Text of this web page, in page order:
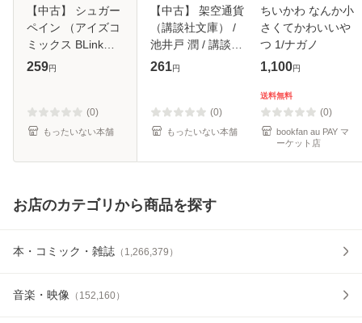
【中古】 シュガー
ペイン （アイズコ
ミックス BLink） /
三尾 じゅん太 / ホ
料】
259円
(0)
もったいない本舗
【中古】 架空通貨
（講談社文庫） /
池井戸 潤 / 講談社
[文庫]【メール便送
261円
(0)
もったいない本舗
ちいかわ なんか小
さくてかわいいや
つ 1/ナガノ
1,100円
送料無料
(0)
bookfan au PAY マ
ーケット店
お店のカテゴリから商品を探す
本・コミック・雑誌 （ 1,266,379 ）
音楽・映像 （ 152,160）